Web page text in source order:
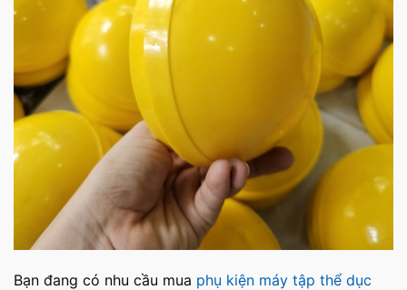
Bạn đang có nhu cầu mua phụ kiện máy tập thể dục